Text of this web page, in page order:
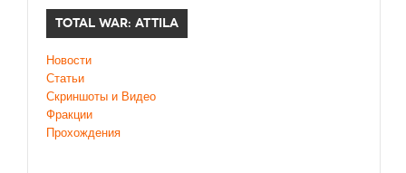
TOTAL WAR: ATTILA
Новости
Статьи
Скриншоты и Видео
Фракции
Прохождения